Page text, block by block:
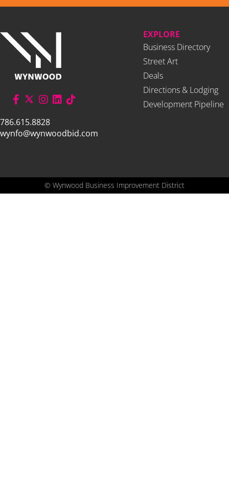
786.615.8828
wynfo@wynwoodbid.com
EXPLORE
Business Directory
Street Art
Deals
Directions & Lodging
Development Pipeline
© Wynwood Business Improvement District